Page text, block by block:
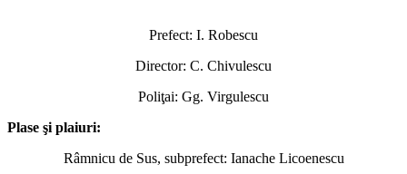
Prefect: I. Robescu
Director: C. Chivulescu
Poliţai: Gg. Virgulescu
Plase şi plaiuri:
Râmnicu de Sus, subprefect: Ianache Licoenescu